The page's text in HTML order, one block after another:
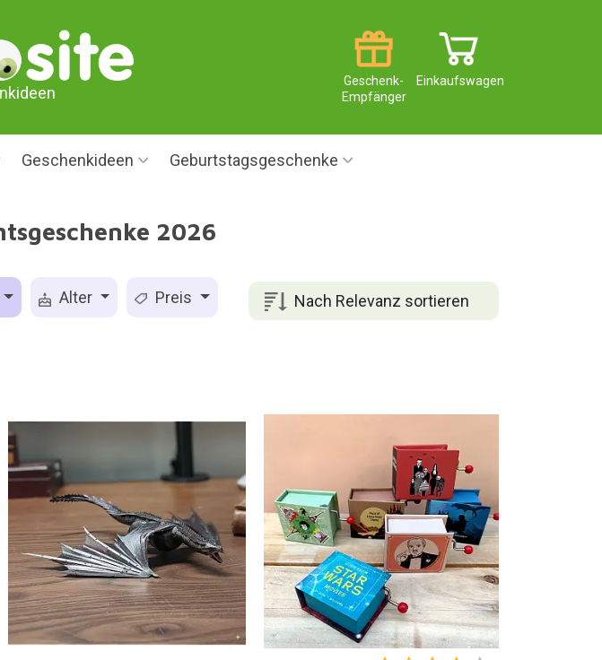
Einkaufswagen
Geschenk-
Empfänger
Geschenkideen Geburtstagsgeschenke
2026
Nach Relevanz sortieren
Alter Preis